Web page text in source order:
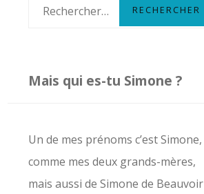
c
h
e
Mais qui es-tu Simone ?
Un de mes prénoms c’est Simone,
comme mes deux grands-mères,
mais aussi de Simone de Beauvoir